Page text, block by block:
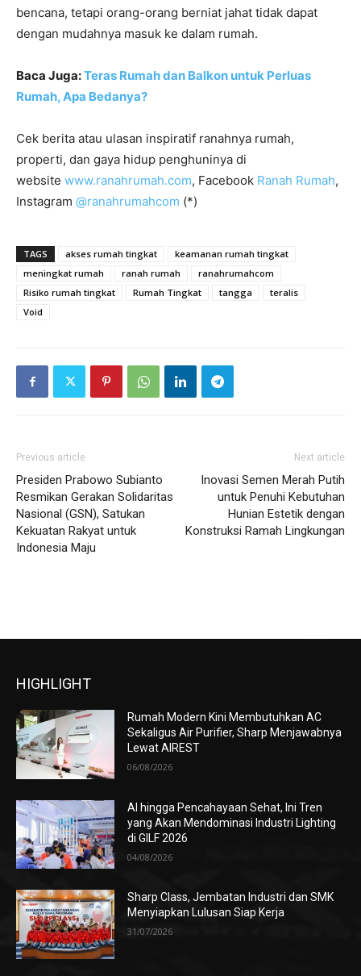
bencana, tetapi orang-orang berniat jahat tidak dapat
dengan mudahnya masuk ke dalam rumah.
Baca Juga:Teras Rumah dan Balkon untuk Perluas
Rumah, Apa Bedanya?
Cek berita atau ulasan inspiratif ranahnya rumah,
properti, dan gaya hidup penghuninya di
website www.ranahrumah.com, Facebook Ranah Rumah,
Instagram @ranahrumahcom (*)
TAGS akses rumah tingkat
keamanan rumah tingkat
meningkat rumah
ranah rumah
ranahrumahcom
Risiko rumah tingkat
Rumah Tingkat tangga
teralis
Void
Previous article
Presiden Prabowo Subianto
Resmikan Gerakan Solidaritas
Nasional (GSN), Satukan
Kekuatan Rakyat untuk
Indonesia Maju
Next article
Inovasi Semen Merah Putih
untuk Penuhi Kebutuhan
Hunian Estetik dengan
Konstruksi Ramah Lingkungan
HIGHLIGHT
Rumah Modern Kini Membutuhkan AC
Sekaligus Air Purifier, Sharp Menjawabnya
Lewat AIREST
06/08/2026
AI hingga Pencahayaan Sehat, Ini Tren
yang Akan Mendominasi Industri Lighting
di GILF 2026
04/08/2026
Sharp Class, Jembatan Industri dan SMK
Menyiapkan Lulusan Siap Kerja
31/07/2026